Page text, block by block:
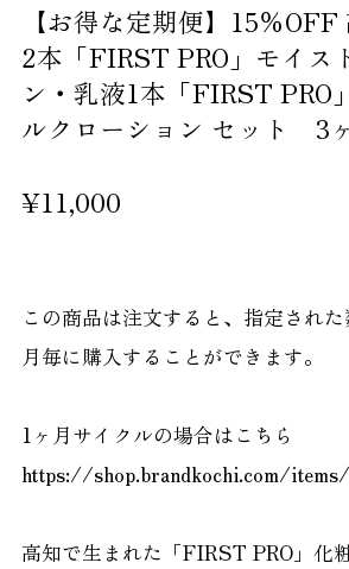
【お得な定期便】15％
2本「FIRST PRO」モイス
ン・乳液1本「FIRST PRO
ルクローション セット 3
¥11,000
この商品は注文すると、指定され
月毎に購入することができます。
1ヶ月サイクルの場合はこちら
https://shop.brandkochi.com/
高知で生まれた「FIRST PRO」化